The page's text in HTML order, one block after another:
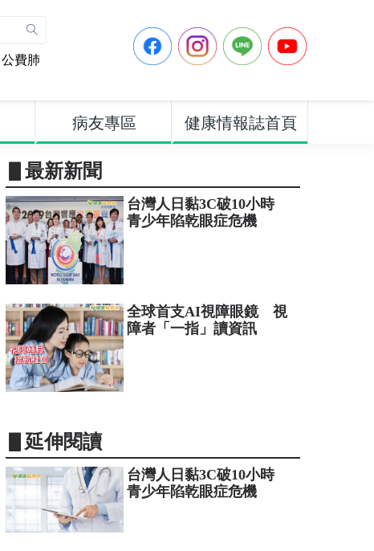
公費肺
病友專區 健康情報誌首頁
▋最新新聞
台灣人日黏3C破10小時
青少年陷乾眼症危機
全球首支AI視障眼鏡 視
障者「一指」讀資訊
▋延伸閱讀
台灣人日黏3C破10小時
青少年陷乾眼症危機